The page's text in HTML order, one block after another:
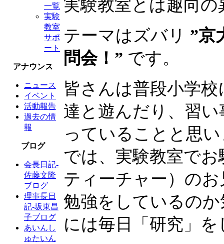
一覧
実験
教室
サポ
ート
アナウンス
ニュース
イベント
活動報告
過去の情
報
ブログ
会長日記-
佐藤文隆
ブログ
理事長日
記-坂東昌
子ブログ
あいんし
ゅたいん
実験教室とは趣向
テーマはズバリ ”京
問会！” です。
皆さんは普段小学
達と遊んだり、習
っていることと思
では、実験教室で
ティーチャー）の
勉強をしているの
には毎日「研究」